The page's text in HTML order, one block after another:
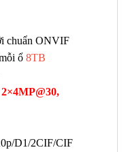
chuẩn ONVIF
ổ 8TB
D1/2CIF/CIF